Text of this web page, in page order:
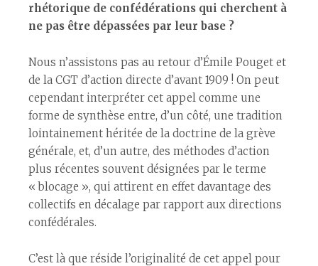
rhétorique de confédérations qui cherchent à
ne pas être dépassées par leur base ?
Nous n’assistons pas au retour d’Émile Pouget et
de la CGT d’action directe d’avant 1909 ! On peut
cependant interpréter cet appel comme une
forme de synthèse entre, d’un côté, une tradition
lointainement héritée de la doctrine de la grève
générale, et, d’un autre, des méthodes d’action
plus récentes souvent désignées par le terme
« blocage », qui attirent en effet davantage des
collectifs en décalage par rapport aux directions
confédérales.
C’est là que réside l’originalité de cet appel pour